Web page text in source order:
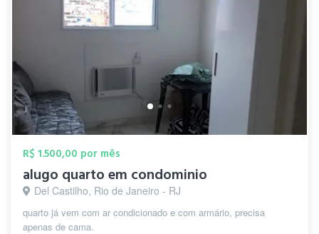
R$ 1.500,00 por mês
alugo quarto em condominio
Del Castilho, Rio de Janeiro - RJ
quarto já vem com ar condicionado e com armário, precisa
apenas de cama.